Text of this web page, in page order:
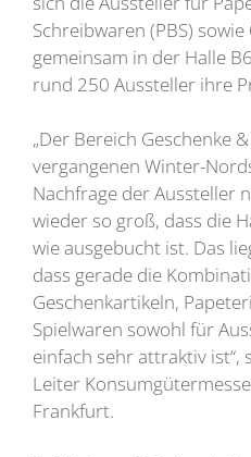
Schreibwaren (PBS)
gemeinsam in der Halle
rund 250 Aussteller ihre
„Der Bereich Geschenke
vergangenen Winter-
Nachfrage der Aussteller
wieder so groß, dass die
wie ausgebucht ist. Das
dass gerade die
Geschenkartikeln,
Spielwaren sowohl für
einfach sehr attraktiv ist“,
Leiter
Frankfurt.